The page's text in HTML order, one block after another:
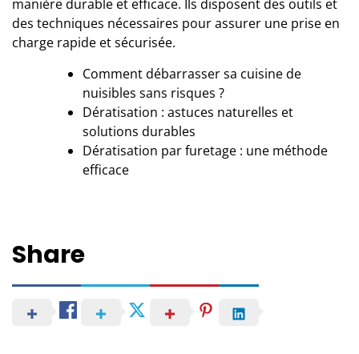
manière durable et efficace. Ils disposent des outils et
des techniques nécessaires pour assurer une prise en
charge rapide et sécurisée.
Comment débarrasser sa cuisine de
nuisibles sans risques ?
Dératisation : astuces naturelles et
solutions durables
Dératisation par furetage : une méthode
efficace
Share